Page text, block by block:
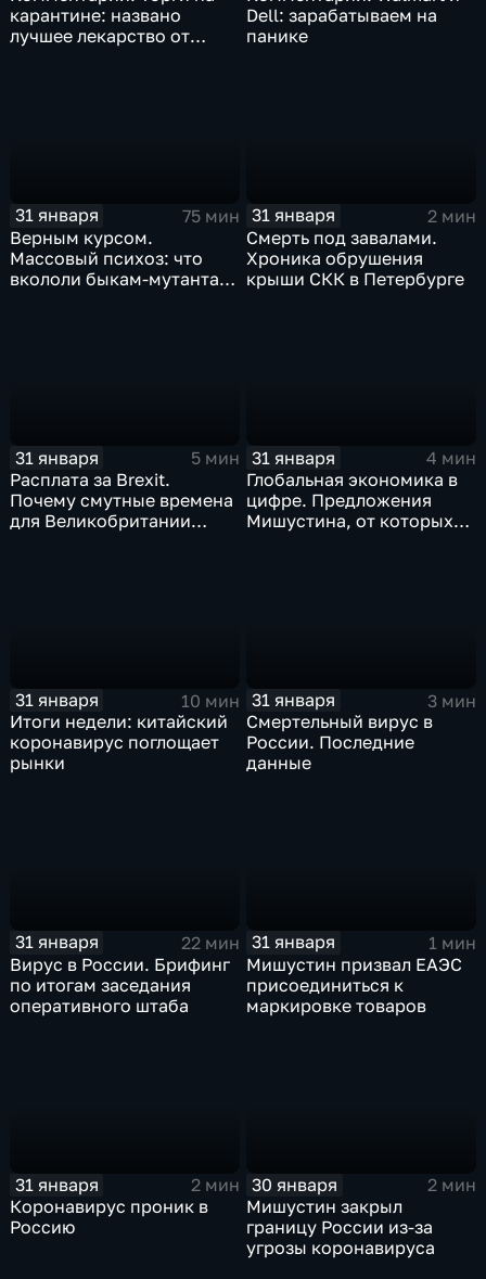
карантине: названо
лучшее лекарство от
Dell: зарабатываем на
панике
31 января
75 мин
Верным курсом.
Массовый психоз: что
вкололи быкам-мутантам,
31 января
2 мин
Смерть под завалами.
Хроника обрушения
крыши СКК в Петербурге
31 января
5 мин
Расплата за Brexit.
Почему смутные времена
для Великобритании
31 января
4 мин
Глобальная экономика в
цифре. Предложения
Мишустина, от которых
31 января
10 мин
Итоги недели: китайский
коронавирус поглощает
рынки
31 января
3 мин
Смертельный вирус в
России. Последние
данные
31 января
22 мин
Вирус в России. Брифинг
по итогам заседания
оперативного штаба
31 января
1 мин
Мишустин призвал ЕАЭС
присоединиться к
маркировке товаров
31 января
2 мин
Коронавирус проник в
Россию
30 января
2 мин
Мишустин закрыл
границу России из-за
угрозы коронавируса